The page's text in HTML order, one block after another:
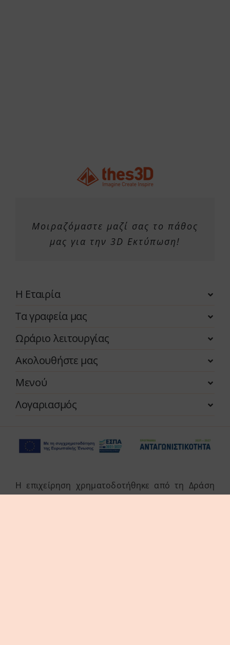
Μοιραζόμαστε μαζί σας το πάθος
μας για την 3D Εκτύπωση!
Η Εταιρία
Τα γραφεία μας
Ωράριο λειτουργίας
Ακολουθήστε μας
Μενού
Λογαριασμός
Η επιχείρηση χρηματοδοτήθηκε από τη Δράση